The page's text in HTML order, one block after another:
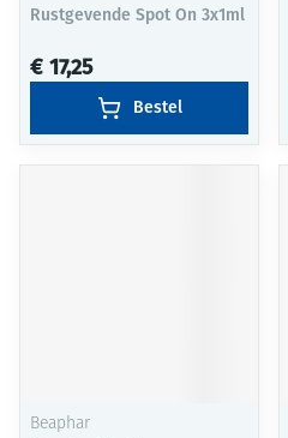
Rustgevende Spot On 3x1ml
€ 17,25
Bestel
Beaphar